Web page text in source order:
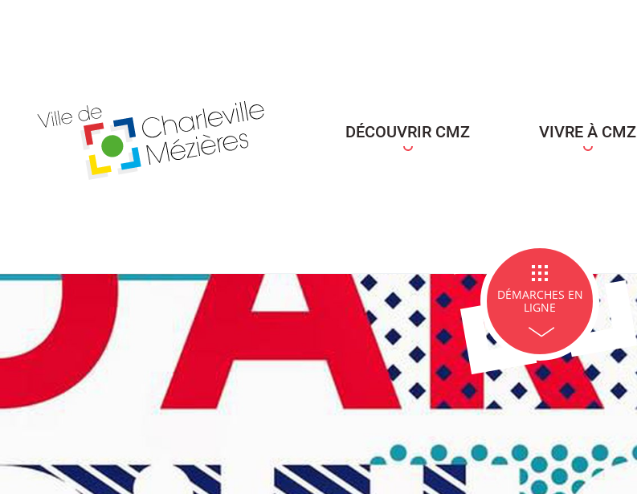
DÉCOUVRIR CMZ VIVRE À CMZ
DÉMARCHES EN
LIGNE
Billetterie Théâtre
Budget participatif Archives municipales en lignes
Demande d'occupation de
l'espace public